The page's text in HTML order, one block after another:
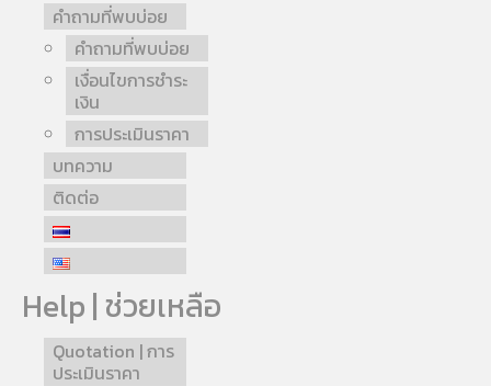
คำถามที่พบบ่อย
คำถามที่พบบ่อย
เงื่อนไขการชำระ
เงิน
การประเมินราคา
บทความ
ติดต่อ
Help | ช่วยเหลือ
Quotation | การ
ประเมินราคา